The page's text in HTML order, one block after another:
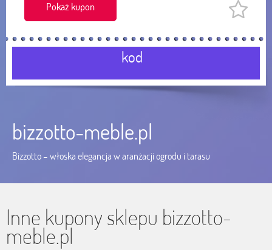
Pokaż kupon
kod
bizzotto-meble.pl
Bizzotto – włoska elegancja w aranżacji ogrodu i tarasu
Inne kupony sklepu bizzotto-
meble.pl